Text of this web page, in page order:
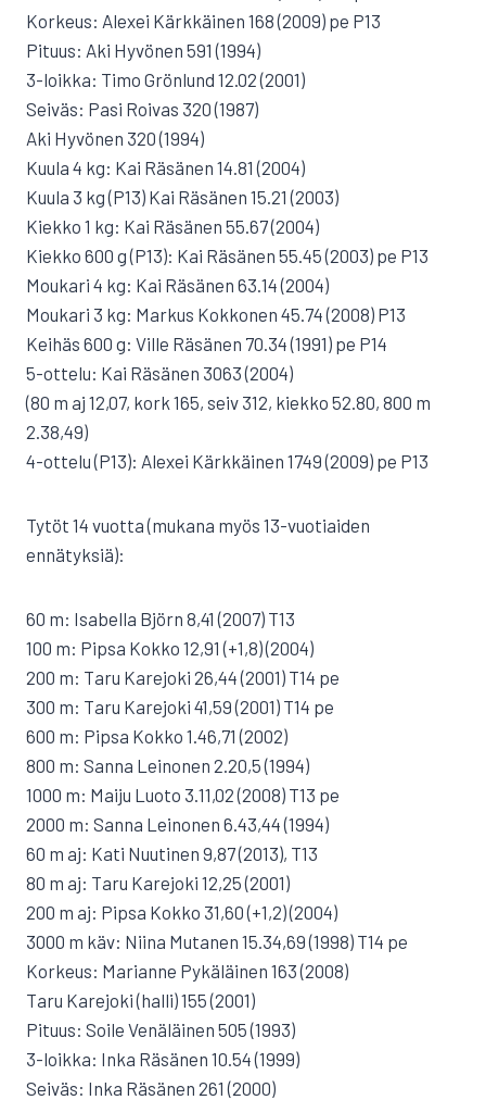
Korkeus: Alexei Kärkkäinen 168 (2009) pe P13
Pituus: Aki Hyvönen 591 (1994)
3-loikka: Timo Grönlund 12.02 (2001)
Seiväs: Pasi Roivas 320 (1987)
Aki Hyvönen 320 (1994)
Kuula 4 kg: Kai Räsänen 14.81 (2004)
Kuula 3 kg (P13) Kai Räsänen 15.21 (2003)
Kiekko 1 kg: Kai Räsänen 55.67 (2004)
Kiekko 600 g (P13): Kai Räsänen 55.45 (2003) pe P13
Moukari 4 kg: Kai Räsänen 63.14 (2004)
Moukari 3 kg: Markus Kokkonen 45.74 (2008) P13
Keihäs 600 g: Ville Räsänen 70.34 (1991) pe P14
5-ottelu: Kai Räsänen 3063 (2004)
(80 m aj 12,07, kork 165, seiv 312, kiekko 52.80, 800 m
2.38,49)
4-ottelu (P13): Alexei Kärkkäinen 1749 (2009) pe P13
Tytöt 14 vuotta (mukana myös 13-vuotiaiden
ennätyksiä):
60 m: Isabella Björn 8,41 (2007) T13
100 m: Pipsa Kokko 12,91 (+1,8) (2004)
200 m: Taru Karejoki 26,44 (2001) T14 pe
300 m: Taru Karejoki 41,59 (2001) T14 pe
600 m: Pipsa Kokko 1.46,71 (2002)
800 m: Sanna Leinonen 2.20,5 (1994)
1000 m: Maiju Luoto 3.11,02 (2008) T13 pe
2000 m: Sanna Leinonen 6.43,44 (1994)
60 m aj: Kati Nuutinen 9,87 (2013), T13
80 m aj: Taru Karejoki 12,25 (2001)
200 m aj: Pipsa Kokko 31,60 (+1,2) (2004)
3000 m käv: Niina Mutanen 15.34,69 (1998) T14 pe
Korkeus: Marianne Pykäläinen 163 (2008)
Taru Karejoki (halli) 155 (2001)
Pituus: Soile Venäläinen 505 (1993)
3-loikka: Inka Räsänen 10.54 (1999)
Seiväs: Inka Räsänen 261 (2000)